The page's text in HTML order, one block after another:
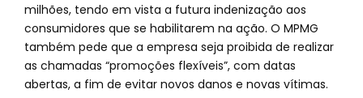
milhões, tendo em vista a futura indenização aos
consumidores que se habilitarem na ação. O MPMG
também pede que a empresa seja proibida de realizar
as chamadas “promoções flexíveis”, com datas
abertas, a fim de evitar novos danos e novas vítimas.